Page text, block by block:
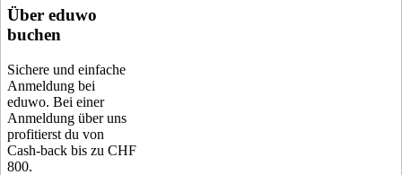
Über eduwo
buchen
Sichere und einfache
Anmeldung bei
eduwo. Bei einer
Anmeldung über uns
profitierst du von
Cash-back bis zu CHF
800.